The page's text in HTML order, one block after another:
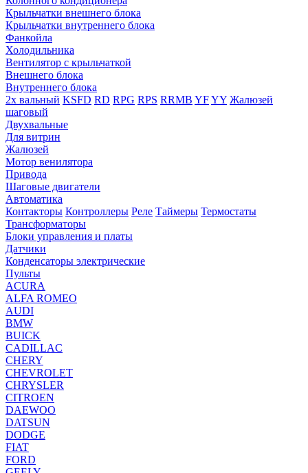
Крыльчатки внешнего блока
Крыльчатки внутреннего блока
Фанкойла
Холодильника
Вентилятор с крыльчаткой
Внешнего блока
Внутреннего блока
2х вальный KSFD RD RPG RPS RRMB YFYY Жалюзей
шаговый
Двухвальные
Для витрин
Жалюзей
Мотор венилятора
Привода
Шаговые двигатели
Автоматика
Контакторы Контроллеры Реле Таймеры Термостаты
Трансформаторы
Блоки управления и платы
Датчики
Конденсаторы электрические
Пульты
ACURA
ALFA ROMEO
AUDI
BMW
BUICK
CADILLAC
CHERY
CHEVROLET
CHRYSLER
CITROEN
DAEWOO
DATSUN
DODGE
FIAT
FORD